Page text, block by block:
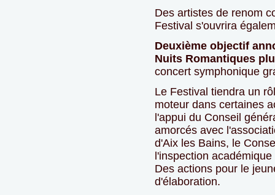
Des artistes de renom
Festival s'ouvrira
Deuxième objectif
Nuits Romantiques
concert symphonique
Le Festival tiendra un
moteur dans certaines
l'appui du Conseil
amorcés avec
d'Aix les Bains, le
l'inspection
Des actions pour le
d'élaboration.